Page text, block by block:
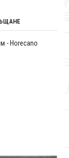
- Horecano